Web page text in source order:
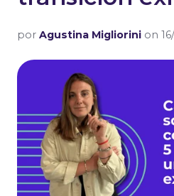
por Agustina Migliorini on